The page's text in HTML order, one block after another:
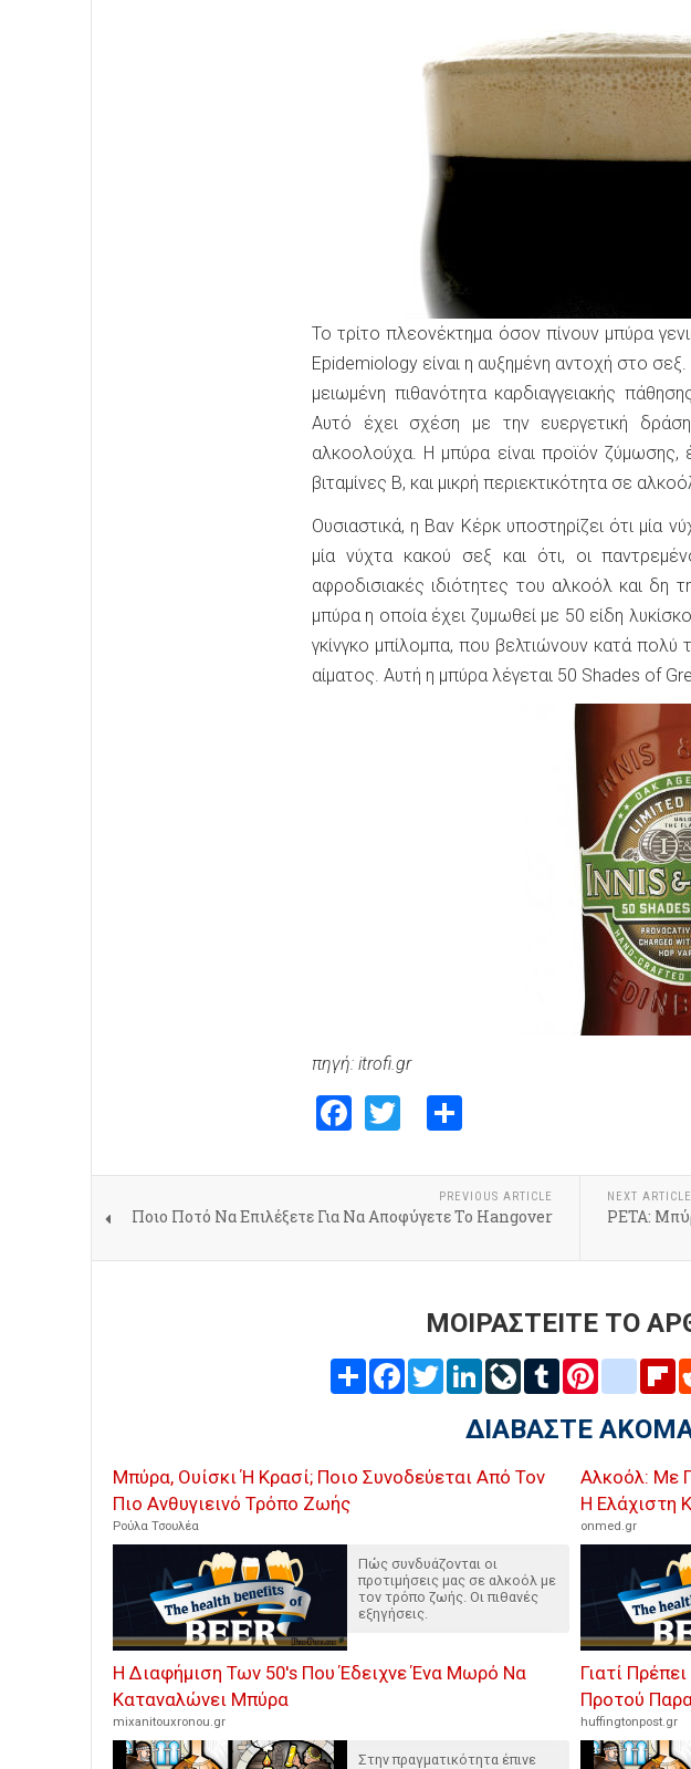
Το τρίτο πλεονέκτημα όσον πίνουν μπύρα
Epidemiology είναι η αυξημένη αντοχή στο
μειωμένη πιθανότητα καρδιαγγειακής
Αυτό έχει σχέση με την ευεργετική
αλκοολούχα. Η μπύρα είναι προϊόν ζύμωσης,
βιταμίνες Β, και μικρή περιεκτικότητα σε
Ουσιαστικά, η Βαν Κέρκ υποστηρίζει ότι μία
μία νύχτα κακού σεξ και ότι, οι
αφροδισιακές ιδιότητες του αλκοόλ και δη
μπύρα η οποία έχει ζυμωθεί με 50 είδη
γκίνγκο μπίλομπα, που βελτιώνουν κατά πολύ
αίματος. Αυτή η μπύρα λέγεται 50 Shades of
πηγή: itrofi.gr
Facebook
Twitter
PREVIOUS ARTICLE
Ποιο Ποτό Να Επιλέξετε Για Να Αποφύγετε Το Hangover
NEXT ARTICLE
ΡΕΤΑ:
ΜΟΙΡΑΣΤΕΙΤΕ ΤΟ
Share FacebookTwitterLinkedInLiveJournal
Tumblr Pinterest
ΔΙΑΒΑΣΤΕ
Μπύρα, Ουίσκι Ή Κρασί; Ποιο Συνοδεύεται Από Τον
Πιο Ανθυγιεινό Τρόπο Ζωής
Ρούλα Τσουλέα
Πώς συνδυάζονται οι
προτιμήσεις μας σε αλκοόλ με
τον τρόπο ζωής. Οι πιθανές
εξηγήσεις.
Αλκοόλ: Με
Η Ελάχιστη
onmed.gr
Η Διαφήμιση Των 50's Που Έδειχνε Ένα Μωρό Να
Καταναλώνει Μπύρα
mixanitouxronou.gr
Στην πραγματικότητα έπινε
Γιατί
Προτού
huffingtonpost.gr